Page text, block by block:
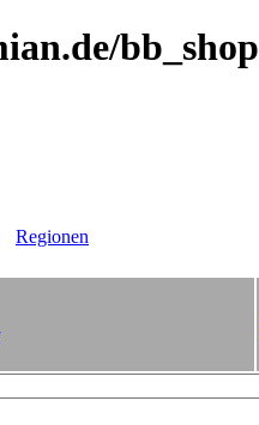
bb_shop
Regionen